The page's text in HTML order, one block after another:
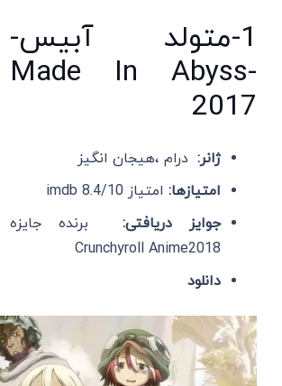
1-متولد آبیس-
Made In Abyss-
2017
ژانر: درام ،هیجان انگیز
امتیازها: امتیاز imdb 8.4/10
جوایز دریافتی: برنده جایزه
Crunchyroll Anime2018
دانلود